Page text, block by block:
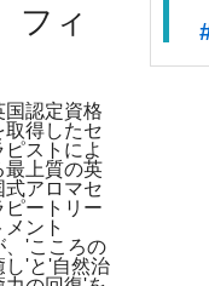
フィ
国認定資格
取得したセ
ピストによ
最上質の英
式アロマセ
ピートリー
メント
、'こころの
し'と'自然治